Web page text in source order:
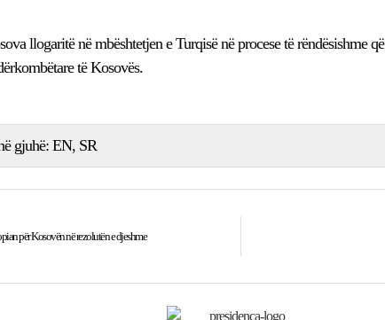
llogaritë në mbështetjen e Turqisë në procese të rëndësishme që
të Kosovës.
gjuhë: EN SR
për Kosovën në rezolutën e djeshme